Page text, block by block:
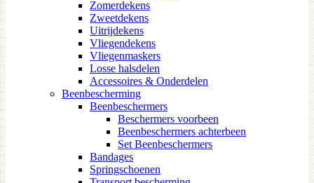
Zomerdekens
Zweetdekens
Uitrijdekens
Vliegendekens
Vliegenmaskers
Losse halsdelen
Accessoires & Onderdelen
Beenbescherming
Beenbeschermers
Beschermers voorbeen
Beenbeschermers achterbeen
Set Beenbeschermers
Bandages
Springschoenen